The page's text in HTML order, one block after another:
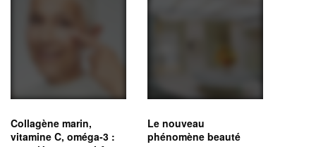
Collagène marin,
vitamine C, oméga‑3 :
Le nouveau
phénomène beauté